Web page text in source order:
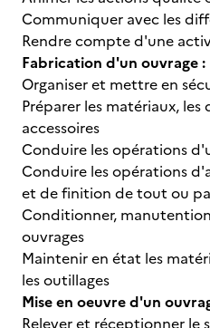
Communiquer avec les
Rendre compte d'une
Fabrication d'un ouvrage :
Organiser et mettre en
Préparer les matériaux, les
accessoires
Conduire les opérations
Conduire les opérations
et de finition de tout ou
Conditionner,
ouvrages
Maintenir en état les
les outillages
Mise en oeuvre d'un
Relever et réceptionner le